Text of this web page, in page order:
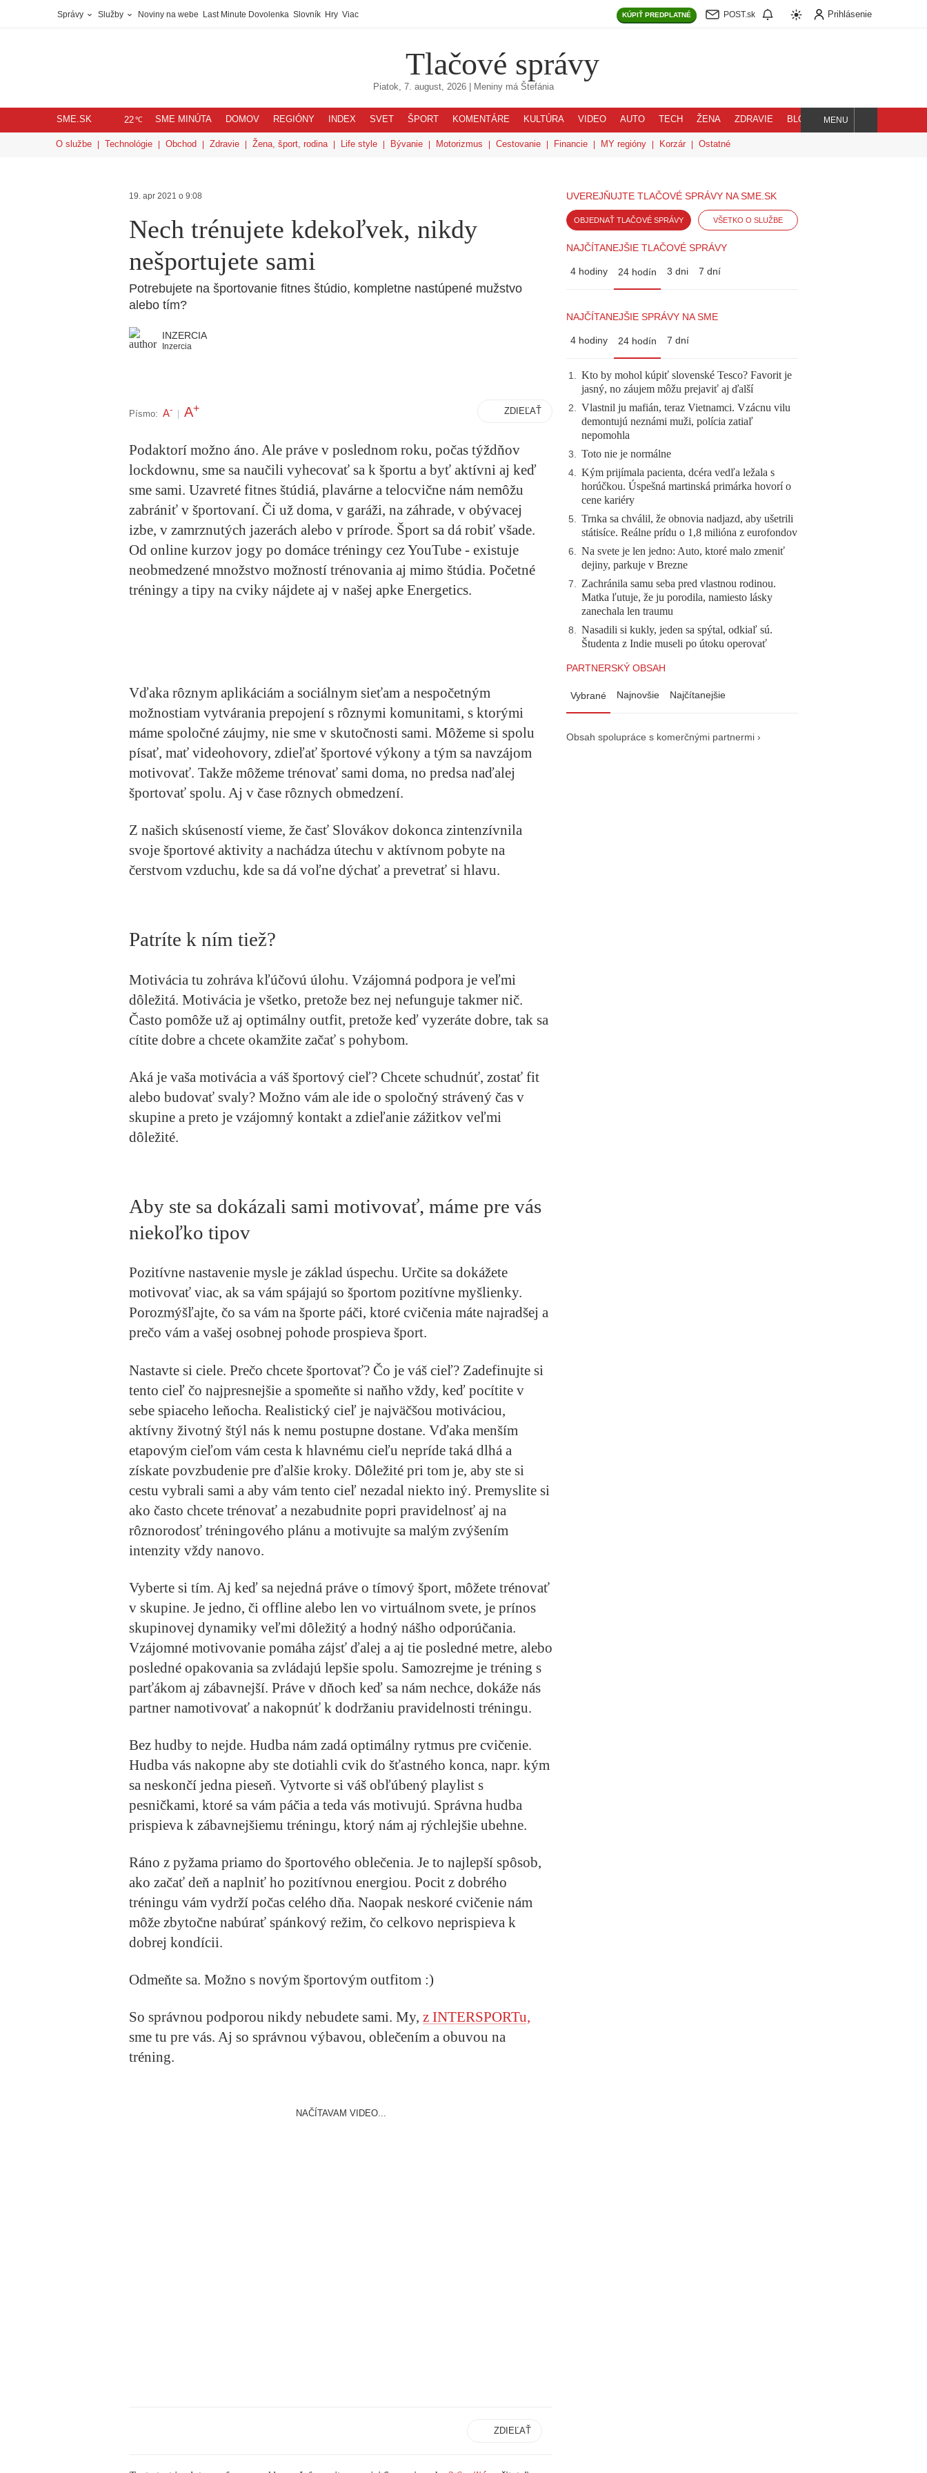
Správy Služby Noviny na webe Last Minute Dovolenka Slovník Hry Viac KÚPIŤ PREDPLATNÉ POST.sk Prihlásenie
Tlačové správy
Piatok, 7. august, 2026 | Meniny má Štefánia
SME.SK 22℃ SME MINÚTA DOMOV REGIÓNY INDEX SVET ŠPORT KOMENTÁRE KULTÚRA VIDEO AUTO TECH ŽENA ZDRAVIE BLOG
Hľadaj
MENU
O službe Technológie Obchod Zdravie Žena, šport, rodina Life style Bývanie Motorizmus Cestovanie Financie MY regióny Korzár Ostatné
19. apr 2021 o 9:08
Nech trénujete kdekoľvek, nikdy
nešportujete sami
Potrebujete na športovanie fitnes štúdio, kompletne nastúpené mužstvo
alebo tím?
INZERCIA
Inzercia
Písmo: A- A+ ZDIEĽAŤ
Podaktorí možno áno. Ale práve v poslednom roku, počas týždňov
lockdownu, sme sa naučili vyhecovať sa k športu a byť aktívni aj keď
sme sami. Uzavreté fitnes štúdiá, plavárne a telocvične nám nemôžu
zabrániť v športovaní. Či už doma, v garáži, na záhrade, v obývacej
izbe, v zamrznutých jazerách alebo v prírode. Šport sa dá robiť všade.
Od online kurzov jogy po domáce tréningy cez YouTube - existuje
neobmedzené množstvo možností trénovania aj mimo štúdia. Početné
tréningy a tipy na cviky nájdete aj v našej apke Energetics.
Vďaka rôznym aplikáciám a sociálnym sieťam a nespočetným
možnostiam vytvárania prepojení s rôznymi komunitami, s ktorými
máme spoločné záujmy, nie sme v skutočnosti sami. Môžeme si spolu
písať, mať videohovory, zdieľať športové výkony a tým sa navzájom
motivovať. Takže môžeme trénovať sami doma, no predsa naďalej
športovať spolu. Aj v čase rôznych obmedzení.
Z našich skúseností vieme, že časť Slovákov dokonca zintenzívnila
svoje športové aktivity a nachádza útechu v aktívnom pobyte na
čerstvom vzduchu, kde sa dá voľne dýchať a prevetrať si hlavu.
Patríte k ním tiež?
Motivácia tu zohráva kľúčovú úlohu. Vzájomná podpora je veľmi
dôležitá. Motivácia je všetko, pretože bez nej nefunguje takmer nič.
Často pomôže už aj optimálny outfit, pretože keď vyzeráte dobre, tak sa
cítite dobre a chcete okamžite začať s pohybom.
Aká je vaša motivácia a váš športový cieľ? Chcete schudnúť, zostať fit
alebo budovať svaly? Možno vám ale ide o spoločný strávený čas v
skupine a preto je vzájomný kontakt a zdieľanie zážitkov veľmi
dôležité.
Aby ste sa dokázali sami motivovať, máme pre vás
niekoľko tipov
Pozitívne nastavenie mysle je základ úspechu. Určite sa dokážete
motivovať viac, ak sa vám spájajú so športom pozitívne myšlienky.
Porozmýšľajte, čo sa vám na športe páči, ktoré cvičenia máte najradšej a
prečo vám a vašej osobnej pohode prospieva šport.
Nastavte si ciele. Prečo chcete športovať? Čo je váš cieľ? Zadefinujte si
tento cieľ čo najpresnejšie a spomeňte si naňho vždy, keď pocítite v
sebe spiaceho leňocha. Realistický cieľ je najväčšou motiváciou,
aktívny životný štýl nás k nemu postupne dostane. Vďaka menším
etapovým cieľom vám cesta k hlavnému cieľu nepríde taká dlhá a
získate povzbudenie pre ďalšie kroky. Dôležité pri tom je, aby ste si
cestu vybrali sami a aby vám tento cieľ nezadal niekto iný. Premyslite si
ako často chcete trénovať a nezabudnite popri pravidelnosť aj na
rôznorodosť tréningového plánu a motivujte sa malým zvýšením
intenzity vždy nanovo.
Vyberte si tím. Aj keď sa nejedná práve o tímový šport, môžete trénovať
v skupine. Je jedno, či offline alebo len vo virtuálnom svete, je prínos
skupinovej dynamiky veľmi dôležitý a hodný nášho odporúčania.
Vzájomné motivovanie pomáha zájsť ďalej a aj tie posledné metre, alebo
posledné opakovania sa zvládajú lepšie spolu. Samozrejme je tréning s
parťákom aj zábavnejší. Práve v dňoch keď sa nám nechce, dokáže nás
partner namotivovať a nakopnúť k dodržaniu pravidelnosti tréningu.
Bez hudby to nejde. Hudba nám zadá optimálny rytmus pre cvičenie.
Hudba vás nakopne aby ste dotiahli cvik do šťastného konca, napr. kým
sa neskončí jedna pieseň. Vytvorte si váš obľúbený playlist s
pesničkami, ktoré sa vám páčia a teda vás motivujú. Správna hudba
prispieva k zábavnejšiemu tréningu, ktorý nám aj rýchlejšie ubehne.
Ráno z pyžama priamo do športového oblečenia. Je to najlepší spôsob,
ako začať deň a naplniť ho pozitívnou energiou. Pocit z dobrého
tréningu vám vydrží počas celého dňa. Naopak neskoré cvičenie nám
môže zbytočne nabúrať spánkový režim, čo celkovo neprispieva k
dobrej kondícii.
Odmeňte sa. Možno s novým športovým outfitom :)
So správnou podporou nikdy nebudete sami. My, z INTERSPORTu,
sme tu pre vás. Aj so správnou výbavou, oblečením a obuvou na
tréning.
NAČÍTAVAM VIDEO...
ZDIEĽAŤ
UVEREJŇUJTE TLAČOVÉ SPRÁVY NA SME.SK
OBJEDNAŤ TLAČOVÉ SPRÁVY VŠETKO O SLUŽBE
NAJČÍTANEJŠIE TLAČOVÉ SPRÁVY
4 hodiny 24 hodín 3 dni 7 dní
NAJČÍTANEJŠIE SPRÁVY NA SME
4 hodiny 24 hodín 7 dní
1. Kto by mohol kúpiť slovenské Tesco? Favorit je
jasný, no záujem môžu prejaviť aj ďalší
2. Vlastnil ju mafián, teraz Vietnamci. Vzácnu vilu
demontujú neznámi muži, polícia zatiaľ
nepomohla
3. Toto nie je normálne
4. Kým prijímala pacienta, dcéra vedľa ležala s
horúčkou. Úspešná martinská primárka hovorí o
cene kariéry
5. Trnka sa chválil, že obnovia nadjazd, aby ušetrili
státisíce. Reálne prídu o 1,8 milióna z eurofondov
6. Na svete je len jedno: Auto, ktoré malo zmeniť
dejiny, parkuje v Brezne
7. Zachránila samu seba pred vlastnou rodinou.
Matka ľutuje, že ju porodila, namiesto lásky
zanechala len traumu
8. Nasadili si kukly, jeden sa spýtal, odkiaľ sú.
Študenta z Indie museli po útoku operovať
PARTNERSKÝ OBSAH
Vybrané Najnovšie Najčítanejšie
Obsah spolupráce s komerčnými partnermi ›